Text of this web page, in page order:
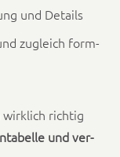
und Details
zugle­ich form­
wirk­lich richtig
und ver­